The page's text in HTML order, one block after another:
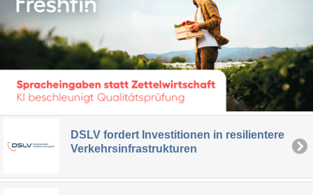
DSLV fordert Investitionen in resilientere
Verkehrsinfrastrukturen